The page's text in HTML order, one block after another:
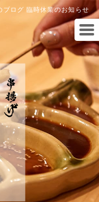
ログ 臨時休業のお知らせ